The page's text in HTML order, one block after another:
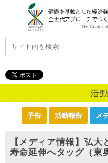
活
予告 活動報告 メ
【メディア情報】弘
寿命延伸へタッグ（東